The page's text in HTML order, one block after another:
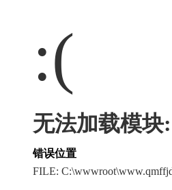
:(
无法加载模块
错误位置
FILE: